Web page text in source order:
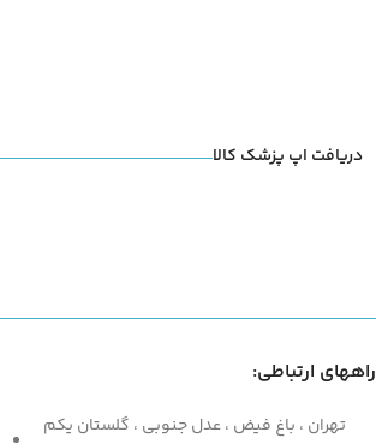
دریافت اپ پزشک کالا
راههای ارتباطی:
تهران ، باغ فیض ، عدل جنوبی ، گلستان یکم